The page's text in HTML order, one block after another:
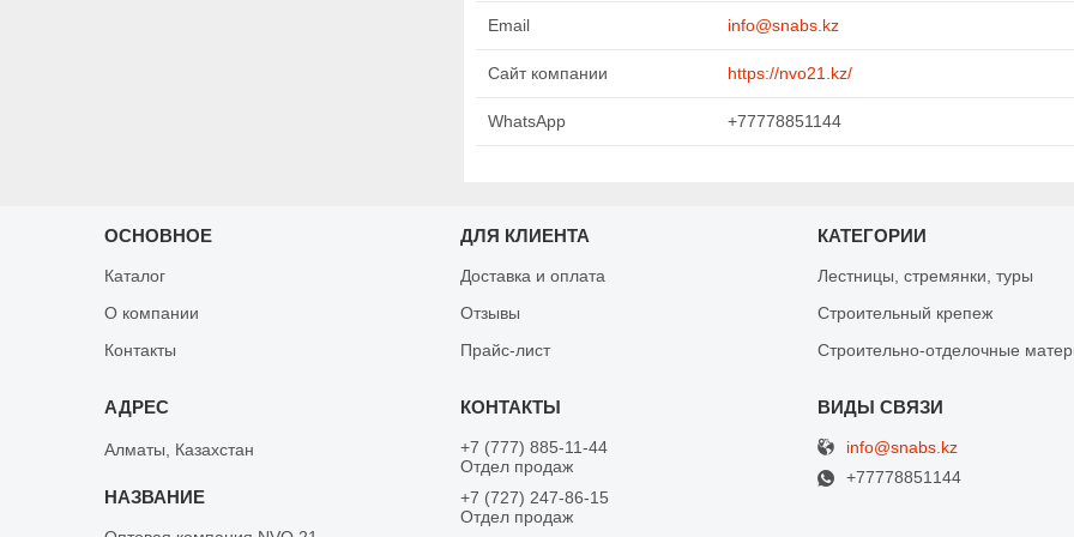
info@snabs.kz
https://nvo21.kz/
+77778851144
ОСНОВНОЕ
Каталог
О компании
Контакты
ДЛЯ КЛИЕНТА
Доставка и оплата
Отзывы
Прайс-лист
КАТЕГОРИИ
Лестницы, стремянки, туры
Строительный крепеж
Строительно-отделочные
Алматы, Казахстан
+7 (777) 885-11-44
Отдел продаж
+7 (727) 247-86-15
Отдел продаж
info@snabs.kz
+77778851144